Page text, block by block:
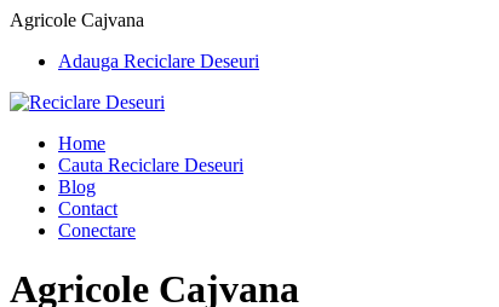
Agricole Cajvana
Adauga Reciclare Deseuri
Home
Cauta Reciclare Deseuri
Blog
Contact
Conectare
Agricole Cajvana